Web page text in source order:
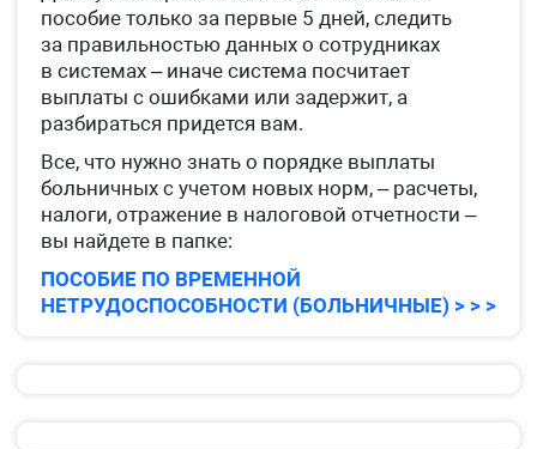
пособие только за первые 5 дней, следить
за правильностью данных о сотрудниках
в системах – иначе система посчитает
выплаты с ошибками или задержит, а
разбираться придется вам.
Все, что нужно знать о порядке выплаты
больничных с учетом новых норм, – расчеты,
налоги, отражение в налоговой отчетности –
вы найдете в папке:
ПОСОБИЕ ПО ВРЕМЕННОЙ
НЕТРУДОСПОСОБНОСТИ (БОЛЬНИЧНЫЕ) > > >